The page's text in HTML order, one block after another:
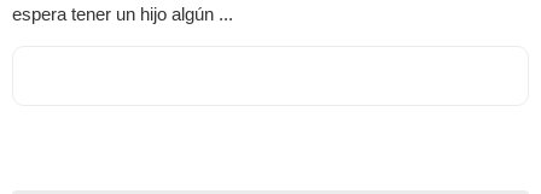
espera tener un hijo algún ...